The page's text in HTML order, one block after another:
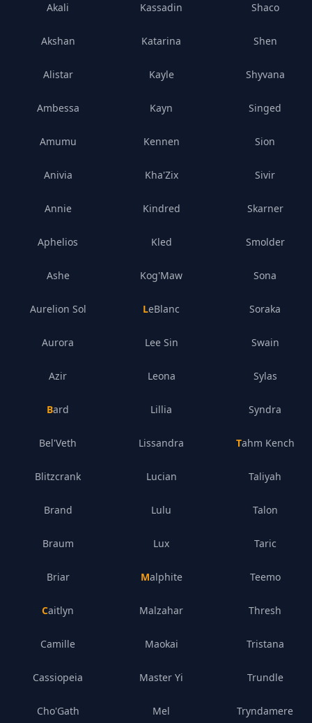
Akali
Akshan
Alistar
Ambessa
Amumu
Anivia
Annie
Aphelios
Ashe
Aurelion Sol
Aurora
Azir
Bard
Bel'Veth
Blitzcrank
Brand
Braum
Briar
Caitlyn
Camille
Cassiopeia
Cho'Gath
Kassadin
Katarina
Kayle
Kayn
Kennen
Kha'Zix
Kindred
Kled
Kog'Maw
LeBlanc
Lee Sin
Leona
Lillia
Lissandra
Lucian
Lulu
Lux
Malphite
Malzahar
Maokai
Master Yi
Mel
Shaco
Shen
Shyvana
Singed
Sion
Sivir
Skarner
Smolder
Sona
Soraka
Swain
Sylas
Syndra
Tahm Kench
Taliyah
Talon
Taric
Teemo
Thresh
Tristana
Trundle
Tryndamere